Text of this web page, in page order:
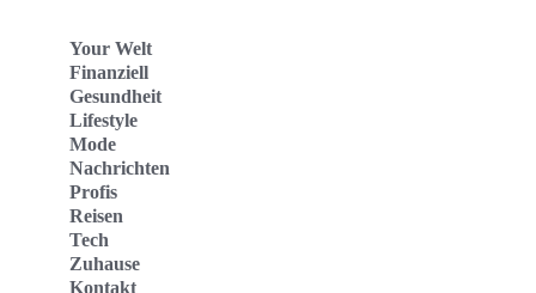
Your Welt
Finanziell
Gesundheit
Lifestyle
Mode
Nachrichten
Profis
Reisen
Tech
Zuhause
Kontakt